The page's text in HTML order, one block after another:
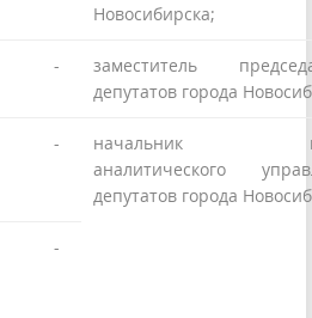
Новосибирска;
-
заместитель
депутатов города
-
начальник
аналитического
депутатов города
-